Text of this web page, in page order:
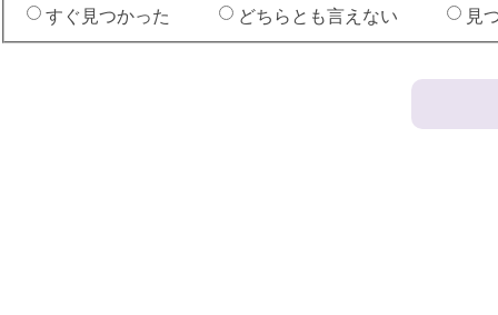
すぐ見つかった
どちらとも言えない 見